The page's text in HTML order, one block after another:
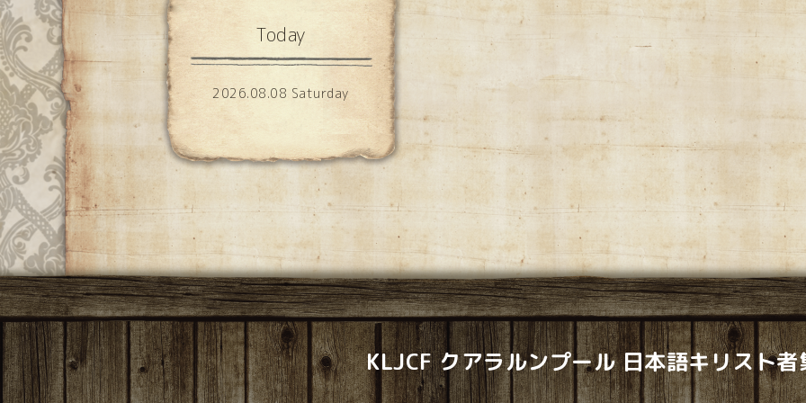
Today
2026.08.08 Saturday
KLJCF クアラルンプール 日本語キリスト者